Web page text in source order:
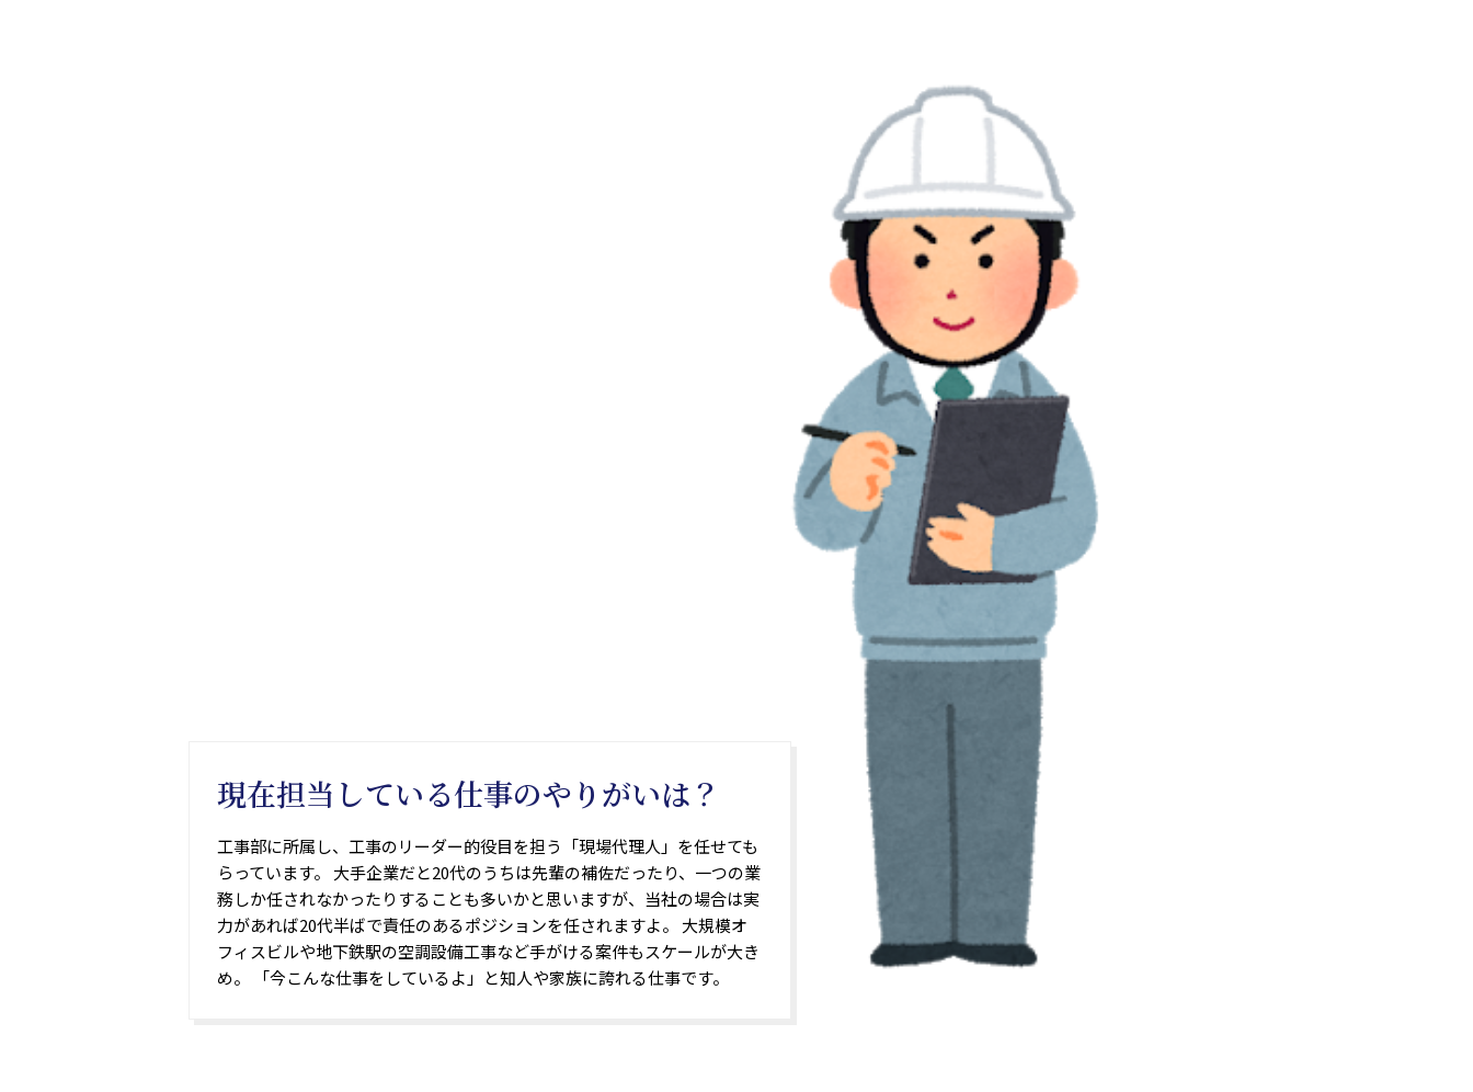
現在担当している仕事のやりがいは？
工事部に所属し、工事のリーダー的役目を担う「現場代理人」を任せても
らっています。 大手企業だと20代のうちは先輩の補佐だったり、一つの業
務しか任されなかったりすることも多いかと思いますが、当社の場合は実
力があれば20代半ばで責任のあるポジションを任されますよ。 大規模オ
フィスビルや地下鉄駅の空調設備工事など手がける案件もスケールが大き
め。 「今こんな仕事をしているよ」と知人や家族に誇れる仕事です。